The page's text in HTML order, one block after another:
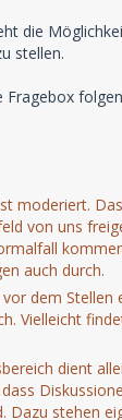
die
stellen.
moderiert.
von uns
auch durch.
dem Stellen
Vielleicht
dient
Dazu stehen